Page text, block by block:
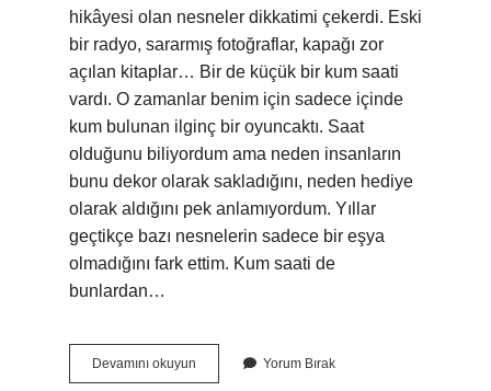
hikâyesi olan nesneler dikkatimi çekerdi. Eski
bir radyo, sararmış fotoğraflar, kapağı zor
açılan kitaplar… Bir de küçük bir kum saati
vardı. O zamanlar benim için sadece içinde
kum bulunan ilginç bir oyuncaktı. Saat
olduğunu biliyordum ama neden insanların
bunu dekor olarak sakladığını, neden hediye
olarak aldığını pek anlamıyordum. Yıllar
geçtikçe bazı nesnelerin sadece bir eşya
olmadığını fark ettim. Kum saati de
bunlardan…
Devamını okuyun
saati
Yorum Bırak